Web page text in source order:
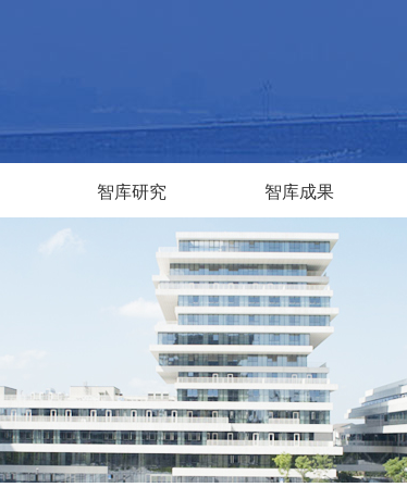
智库研究 智库成果